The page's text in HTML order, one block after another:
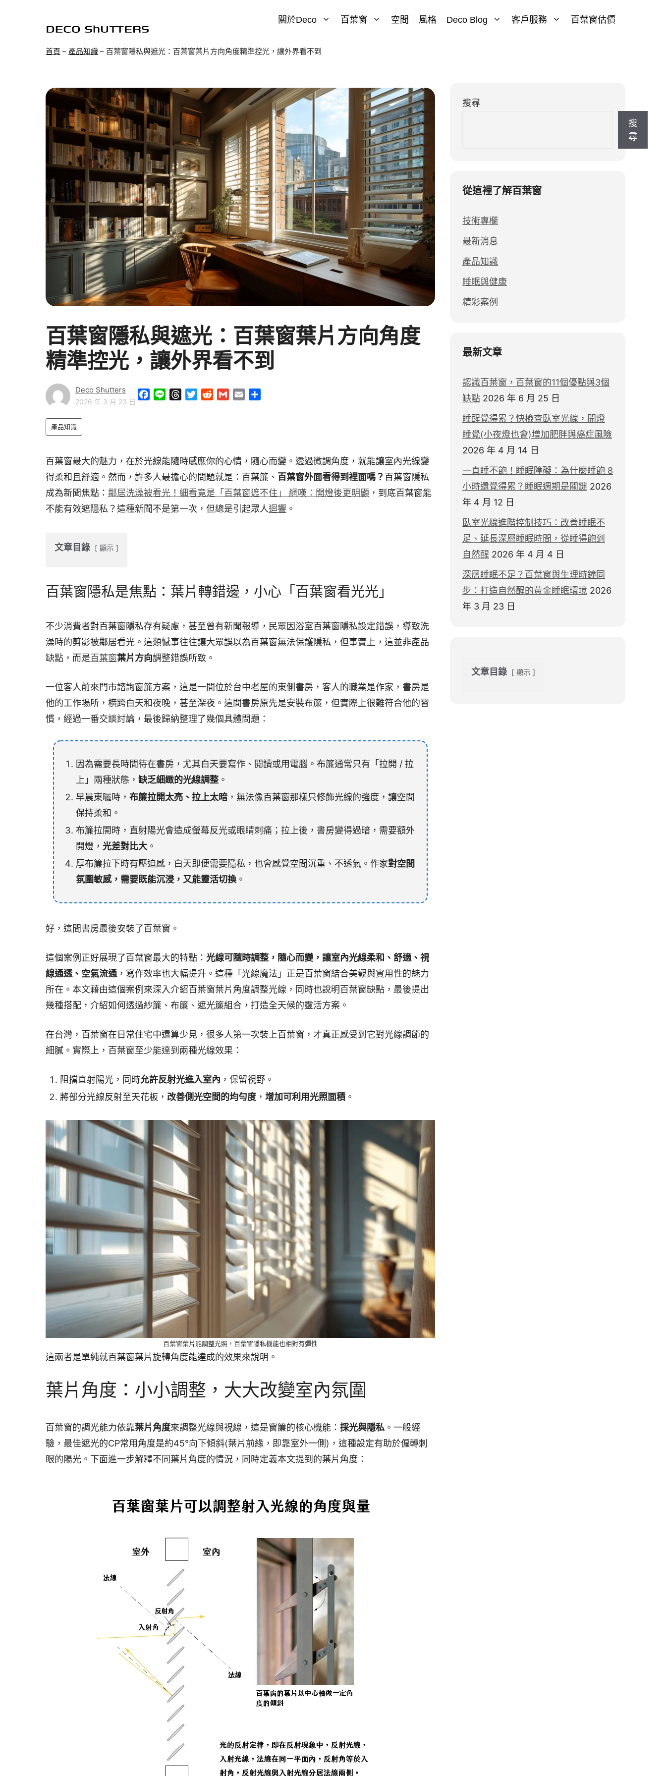
關於Deco 百葉窗 空間 風格 Deco Blog 客戶服務 百葉窗估價
首頁 – 產品知識 – 百葉窗隱私與遮光：百葉窗葉片方向角度精準控光，讓外界看不到
百葉窗隱私與遮光：百葉窗葉片方向角度
精準控光，讓外界看不到
Deco Shutters
2026 年 3 月 23 日
o
k
s
r
G
產品知識
百葉窗最大的魅力，在於光線能隨時感應你的心情，隨心而變。透過微調角度，就能讓室內光線變
得柔和且舒適。然而，許多人最擔心的問題就是：百葉簾、 百葉窗外面看得到裡面嗎？ 百葉窗隱私
成為新聞焦點： 鄰居洗澡被看光！細看竟是「百葉窗遮不住」 網嘆：開燈後更明顯 ，到底百葉窗能
不能有效遮隱私？這種新聞不是第一次，但總是引起眾人迴響 。
文章目錄 顯示
百葉窗隱私是焦點：葉片轉錯邊，小心「百葉窗看光光」
不少消費者對百葉窗隱私存有疑慮，甚至曾有新聞報導，民眾因浴室百葉窗隱私設定錯誤，導致洗
澡時的剪影被鄰居看光。這類憾事往往讓大眾誤以為百葉窗無法保護隱私，但事實上，這並非產品
缺點，而是百葉窗葉片方向調整錯誤所致。
一位客人前來門市諮詢窗簾方案，這是一間位於台中老屋的東側書房，客人的職業是作家，書房是
他的工作場所，橫跨白天和夜晚，甚至深夜。這間書房原先是安裝布簾，但實際上很難符合他的習
慣，經過一番交談討論，最後歸納整理了幾個具體問題：
因為需要長時間待在書房，尤其白天要寫作、閱讀或用電腦。布簾通常只有「拉開 / 拉
上」兩種狀態， 缺乏細緻的光線調整。
早晨東曬時， 布簾拉開太亮、拉上太暗 ，無法像百葉窗那樣只修飾光線的強度，讓空間
保持柔和。
布簾拉開時，直射陽光會造成螢幕反光或眼睛刺痛；拉上後，書房變得過暗，需要額外
開燈， 光差對比大 。
厚布簾拉下時有壓迫感，白天即便需要隱私，也會感覺空間沉重、不透氣。作家對空間
氛圍敏感，需要既能沉浸，又能靈活切換 。
好，這間書房最後安裝了百葉窗。
這個案例正好展現了百葉窗最大的特點： 光線可隨時調整，隨心而變，讓室內光線柔和、舒適、視
線通透、空氣流通 ，寫作效率也大幅提升。這種「光線魔法」正是百葉窗結合美觀與實用性的魅力
所在。本文藉由這個案例來深入介紹百葉窗葉片角度調整光線，同時也說明百葉窗缺點，最後提出
幾種搭配，介紹如何透過紗簾、布簾、遮光簾組合，打造全天候的靈活方案。
在台灣，百葉窗在日常住宅中還算少見，很多人第一次裝上百葉窗，才真正感受到它對光線調節的
細膩。實際上，百葉窗至少能達到兩種光線效果：
阻擋直射陽光，同時允許反射光進入室內 ，保留視野。
將部分光線反射至天花板， 改善側光空間的均勻度， 增加可利用光照面積。
百葉窗葉片能調整光照，百葉窗隱私機能也相對有彈性
這兩者是單純就百葉窗葉片旋轉角度能達成的效果來說明。
葉片角度：小小調整，大大改變室內氛圍
百葉窗的調光能力依靠葉片角度來調整光線與視線，這是窗簾的核心機能： 採光與隱私 。一般經
驗，最佳遮光的CP常用角度是約45°向下傾斜(葉片前緣，即靠室外一側)，這種設定有助於偏轉刺
眼的陽光。下面進一步解釋不同葉片角度的情況，同時定義本文提到的葉片角度：
搜尋
搜
尋
從這裡了解百葉窗
技術專欄
最新消息
產品知識
睡眠與健康
精彩案例
最新文章
認識百葉窗，百葉窗的11個優點與3個
缺點 2026 年 6 月 25 日
睡醒覺得累？快檢查臥室光線，開燈
睡覺(小夜燈也會)增加肥胖與癌症風險
2026 年 4 月 14 日
一直睡不飽！睡眠障礙：為什麼睡飽 8
小時還覺得累？睡眠週期是關鍵 2026
年 4 月 12 日
臥室光線進階控制技巧：改善睡眠不
足、延長深層睡眠時間，從睡得飽到
自然醒 2026 年 4 月 4 日
深層睡眠不足？百葉窗與生理時鐘同
步：打造自然醒的黃金睡眠環境 2026
年 3 月 23 日
文章目錄 顯示